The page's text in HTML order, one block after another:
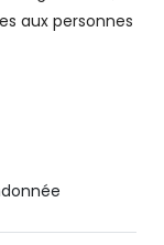
aux personnes